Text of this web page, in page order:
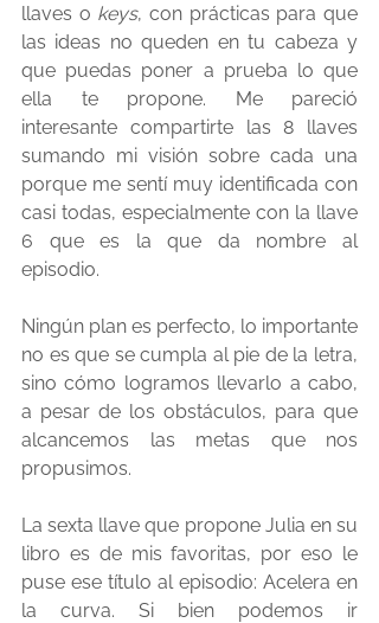
llaves o keys, con prácticas para que
las ideas no queden en tu cabeza y
que puedas poner a prueba lo que
ella te propone. Me pareció
interesante compartirte las 8 llaves
sumando mi visión sobre cada una
porque me sentí muy identificada con
casi todas, especialmente con la llave
6 que es la que da nombre al
episodio.
Ningún plan es perfecto, lo importante
no es que se cumpla al pie de la letra,
sino cómo logramos llevarlo a cabo,
a pesar de los obstáculos, para que
alcancemos las metas que nos
propusimos.
La sexta llave que propone Julia en su
libro es de mis favoritas, por eso le
puse ese título al episodio: Acelera en
la curva. Si bien podemos ir